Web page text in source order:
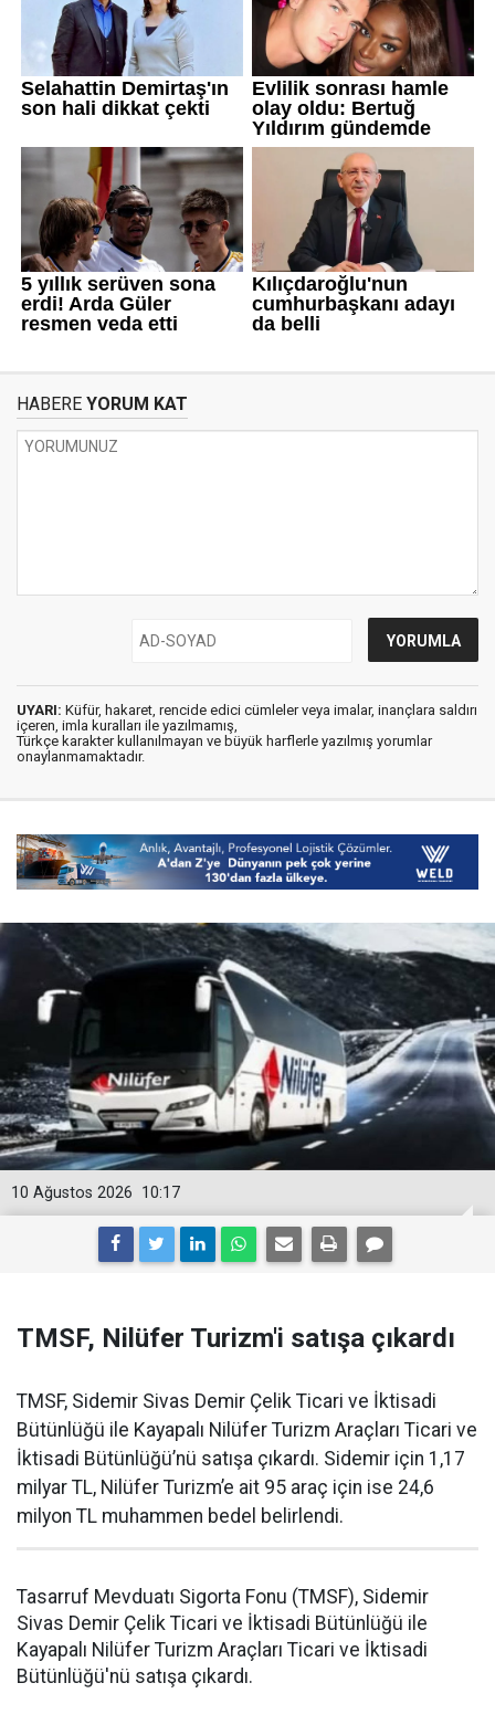
HABERE YORUM KAT
UYARI: Küfür, hakaret, rencide edici cümleler veya imalar, inançlara saldırı
içeren, imla kuralları ile yazılmamış,
Türkçe karakter kullanılmayan ve büyük harflerle yazılmış yorumlar
onaylanmamaktadır.
10:17
10 Ağustos 2026
TMSF, Nilüfer Turizm'i satışa çıkardı
TMSF, Sidemir Sivas Demir Çelik Ticari ve İktisadi
Bütünlüğü ile Kayapalı Nilüfer Turizm Araçları Ticari ve
İktisadi Bütünlüğü’nü satışa çıkardı. Sidemir için 1,17
milyar TL, Nilüfer Turizm’e ait 95 araç için ise 24,6
milyon TL muhammen bedel belirlendi.
Tasarruf Mevduatı Sigorta Fonu (TMSF), Sidemir
Sivas Demir Çelik Ticari ve İktisadi Bütünlüğü ile
Kayapalı Nilüfer Turizm Araçları Ticari ‌ve İktisadi
⁠Bütünlüğü'nü satışa çıkardı.